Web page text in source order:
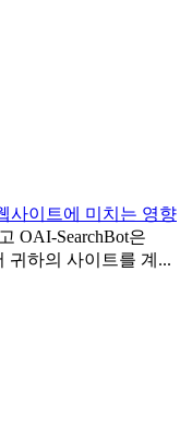
사이트에 미치는 영향
OAI-SearchBot은
귀하의 사이트를 계...